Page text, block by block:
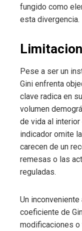
fungido como
esta divergencia.
Pese a ser un
Gini enfrenta
clave radica en
volumen
de vida al
indicador omite
carecen de un
remesas o las
reguladas.
Un
coeficiente de
modificaciones